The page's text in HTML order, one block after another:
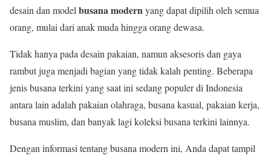
desain dan model busana modernyang dapat dipilih oleh semua
orang, mulai dari anak muda hingga orang dewasa.
Tidak hanya pada desain pakaian, namun aksesoris dan gaya
rambut juga menjadi bagian yang tidak kalah penting. Beberapa
jenis busana terkini yang saat ini sedang populer di Indonesia
antara lain adalah pakaian olahraga, busana kasual, pakaian kerja,
busana muslim, dan banyak lagi koleksi busana terkini lainnya.
Dengan informasi tentang busana modern ini, Anda dapat tampil